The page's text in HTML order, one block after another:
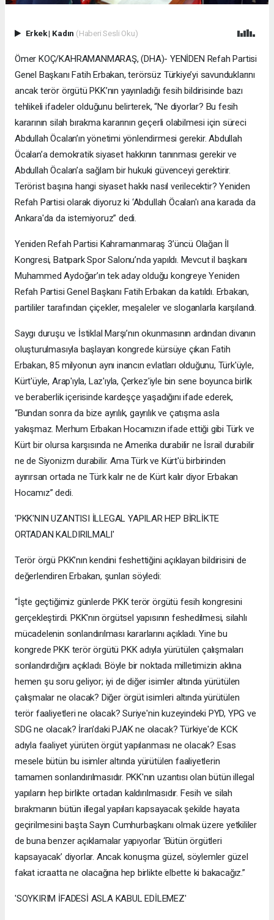
Erkek| Kadın (Haberi Sesli Oku)
Ömer KOÇ/KAHRAMANMARAŞ, (DHA)- YENİDEN Refah Partisi
Genel Başkanı Fatih Erbakan, terörsüz Türkiye’yi savunduklarını
ancak terör örgütü PKK’nın yayınladığı fesih bildirisinde bazı
tehlikeli ifadeler olduğunu belirterek, “Ne diyorlar? Bu fesih
kararının silah bırakma kararının geçerli olabilmesi için süreci
Abdullah Öcalan’ın yönetimi yönlendirmesi gerekir. Abdullah
Öcalan’a demokratik siyaset hakkının tanınması gerekir ve
Abdullah Öcalan’a sağlam bir hukuki güvenceyi gerektirir.
Terörist başına hangi siyaset hakkı nasıl verilecektir? Yeniden
Refah Partisi olarak diyoruz ki ‘Abdullah Öcalan'ı ana karada da
Ankara'da da istemiyoruz” dedi.
Yeniden Refah Partisi Kahramanmaraş 3’üncü Olağan İl
Kongresi, Batıpark Spor Salonu’nda yapıldı. Mevcut il başkanı
Muhammed Aydoğar’ın tek aday olduğu kongreye Yeniden
Refah Partisi Genel Başkanı Fatih Erbakan da katıldı. Erbakan,
partililer tarafından çiçekler, meşaleler ve sloganlarla karşılandı.
Saygı duruşu ve İstiklal Marşı’nın okunmasının ardından divanın
oluşturulmasıyla başlayan kongrede kürsüye çıkan Fatih
Erbakan, 85 milyonun aynı inancın evlatları olduğunu, Türk'üyle,
Kürt'üyle, Arap'ıyla, Laz'ıyla, Çerkez'iyle bin sene boyunca birlik
ve beraberlik içerisinde kardeşçe yaşadığını ifade ederek,
“Bundan sonra da bize ayrılık, gayrılık ve çatışma asla
yakışmaz. Merhum Erbakan Hocamızın ifade ettiği gibi Türk ve
Kürt bir olursa karşısında ne Amerika durabilir ne İsrail durabilir
ne de Siyonizm durabilir. Ama Türk ve Kürt'ü birbirinden
ayırırsan ortada ne Türk kalır ne de Kürt kalır diyor Erbakan
Hocamız” dedi.
'PKK'NIN UZANTISI İLLEGAL YAPILAR HEP BİRLİKTE
ORTADAN KALDIRILMALI'
Terör örgü PKK’nın kendini feshettiğini açıklayan bildirisini de
değerlendiren Erbakan, şunları söyledi:
“İşte geçtiğimiz günlerde PKK terör örgütü fesih kongresini
gerçekleştirdi. PKK'nın örgütsel yapısının feshedilmesi, silahlı
mücadelenin sonlandırılması kararlarını açıkladı. Yine bu
kongrede PKK terör örgütü PKK adıyla yürütülen çalışmaları
sonlandırdığını açıkladı. Böyle bir noktada milletimizin aklına
hemen şu soru geliyor; iyi de diğer isimler altında yürütülen
çalışmalar ne olacak? Diğer örgüt isimleri altında yürütülen
terör faaliyetleri ne olacak? Suriye'nin kuzeyindeki PYD, YPG ve
SDG ne olacak? İran'daki PJAK ne olacak? Türkiye'de KCK
adıyla faaliyet yürüten örgüt yapılanması ne olacak? Esas
mesele bütün bu isimler altında yürütülen faaliyetlerin
tamamen sonlandırılmasıdır. PKK'nın uzantısı olan bütün illegal
yapıların hep birlikte ortadan kaldırılmasıdır. Fesih ve silah
bırakmanın bütün illegal yapıları kapsayacak şekilde hayata
geçirilmesini başta Sayın Cumhurbaşkanı olmak üzere yetkililer
de buna benzer açıklamalar yapıyorlar ‘Bütün örgütleri
kapsayacak’ diyorlar. Ancak konuşma güzel, söylemler güzel
fakat icraatta ne olacağına hep birlikte elbette ki bakacağız.”
'SOYKIRIM İFADESİ ASLA KABUL EDİLEMEZ'